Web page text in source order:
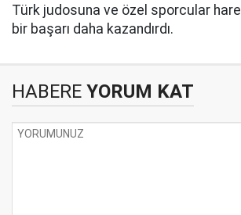
Türk judosuna ve özel sporcular
bir başarı daha kazandırdı.
HABERE YORUM KAT